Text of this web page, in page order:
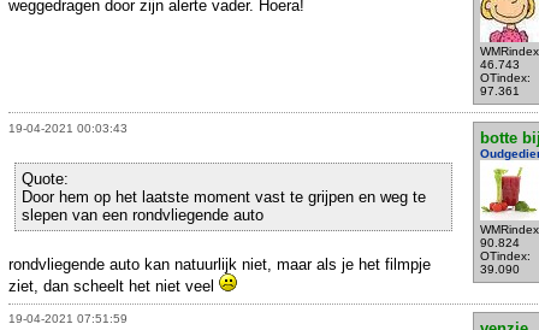
46.743
OTindex:
97.361
weggedragen door zijn alerte vader. Hoera!
19-04-2021 00:03:43
botte
90.824
OTindex:
39.090
Quote:
Door hem op het laatste moment vast te grijpen en weg te
slepen van een rondvliegende auto
rondvliegende auto kan natuurlijk niet, maar als je het filmpje
ziet, dan scheelt het niet veel
19-04-2021 07:51:59